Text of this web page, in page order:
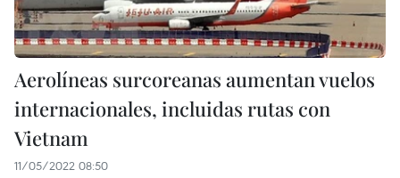
Aerolíneas surcoreanas aumentan vuelos
internacionales, incluidas rutas con
Vietnam
11/05/2022 08:50